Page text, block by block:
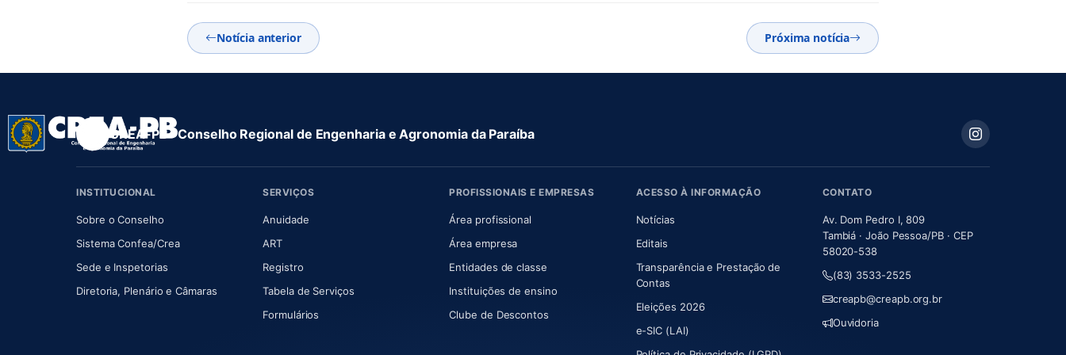
Notícia anterior Próxima notícia
CREA-PB · Conselho Regional de Engenharia e Agronomia da Paraíba
INSTITUCIONAL
Sobre o Conselho(abre em nova aba)
Sistema Confea/Crea(abre em nova aba)
Sede e Inspetorias
Diretoria, Plenário e Câmaras(abre em nova aba)
SERVIÇOS
Anuidade(abre em nova aba)
ART(abre em nova aba)
Registro
Tabela de Serviços
Formulários
PROFISSIONAIS E EMPRESAS
Área profissional
Área empresa
Entidades de classe
Instituições de ensino
Clube de Descontos
ACESSO À INFORMAÇÃO
Notícias
Editais
Transparência e Prestação de
Contas
Eleições 2026
e-SIC (LAI)
CONTATO
Av. Dom Pedro I, 809
Tambiá · João Pessoa/PB · CEP
58020-538
(83) 3533-2525
creapb@creapb.org.br
Ouvidoria